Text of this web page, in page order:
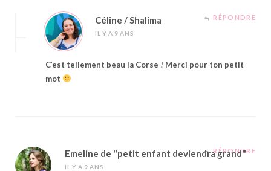
Céline / Shalima
IL Y A 9 ANS
RÉPONDRE
C’est tellement beau la Corse ! Merci pour ton petit
mot
Emeline de "petit enfant deviendra grand"
IL Y A 9 ANS
RÉPONDRE